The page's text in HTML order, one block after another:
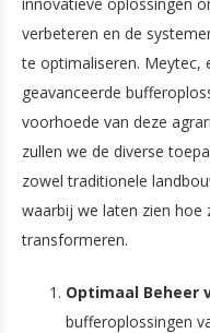
verbeteren en de
te optimaliseren. Meytec,
geavanceerde
voorhoede van deze
zullen we de diverse
zowel traditionele
waarbij we laten zien hoe
transformeren.
Optimaal Beheer
bufferoplossingen